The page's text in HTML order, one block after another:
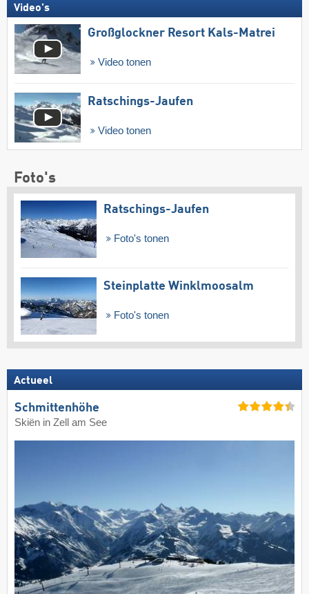
Video's
Großglockner Resort Kals-Matrei
Video tonen
Ratschings-Jaufen
Video tonen
Foto's
Ratschings-Jaufen
Foto's tonen
Steinplatte Winklmoosalm
Foto's tonen
Actueel
Schmittenhöhe
Skiën in Zell am See